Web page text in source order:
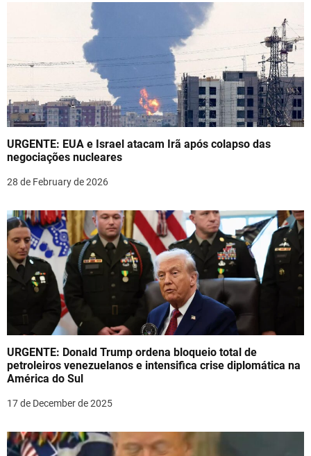
i
a
t
i
o
n
URGENTE: EUA e Israel atacam Irã após colapso das
negociações nucleares
28 de February de 2026
URGENTE: Donald Trump ordena bloqueio total de
petroleiros venezuelanos e intensifica crise diplomática na
América do Sul
17 de December de 2025